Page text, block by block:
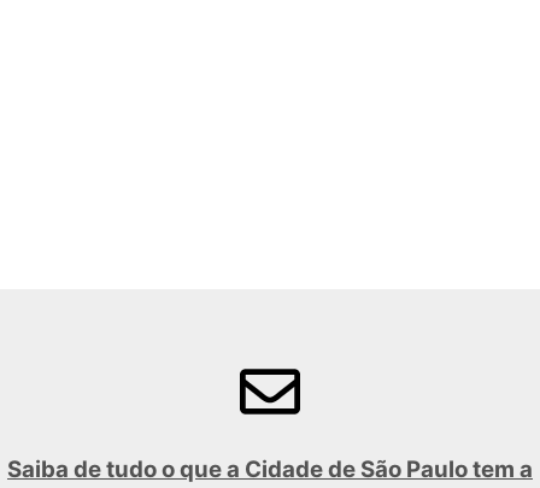
Saiba de tudo o que a Cidade de São Paulo tem a